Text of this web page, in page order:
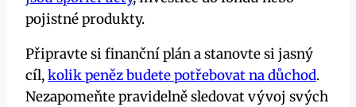
pojistné produkty.
Připravte si finanční plán a stanovte si​ jasný
cíl,kolik peněz budete potřebovat na důchod.
Nezapomeňte pravidelně sledovat vývoj svých⁤